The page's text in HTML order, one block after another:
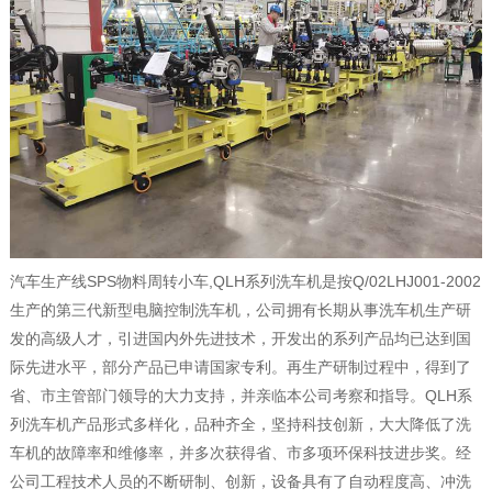
汽车生产线SPS物料周转小车,QLH系列洗车机是按Q/02LHJ001-2002
生产的第三代新型电脑控制洗车机，公司拥有长期从事洗车机生产研
发的高级人才，引进国内外先进技术，开发出的系列产品均已达到国
际先进水平，部分产品已申请国家专利。再生产研制过程中，得到了
省、市主管部门领导的大力支持，并亲临本公司考察和指导。QLH系
列洗车机产品形式多样化，品种齐全，坚持科技创新，大大降低了洗
车机的故障率和维修率，并多次获得省、市多项环保科技进步奖。经
公司工程技术人员的不断研制、创新，设备具有了自动程度高、冲洗